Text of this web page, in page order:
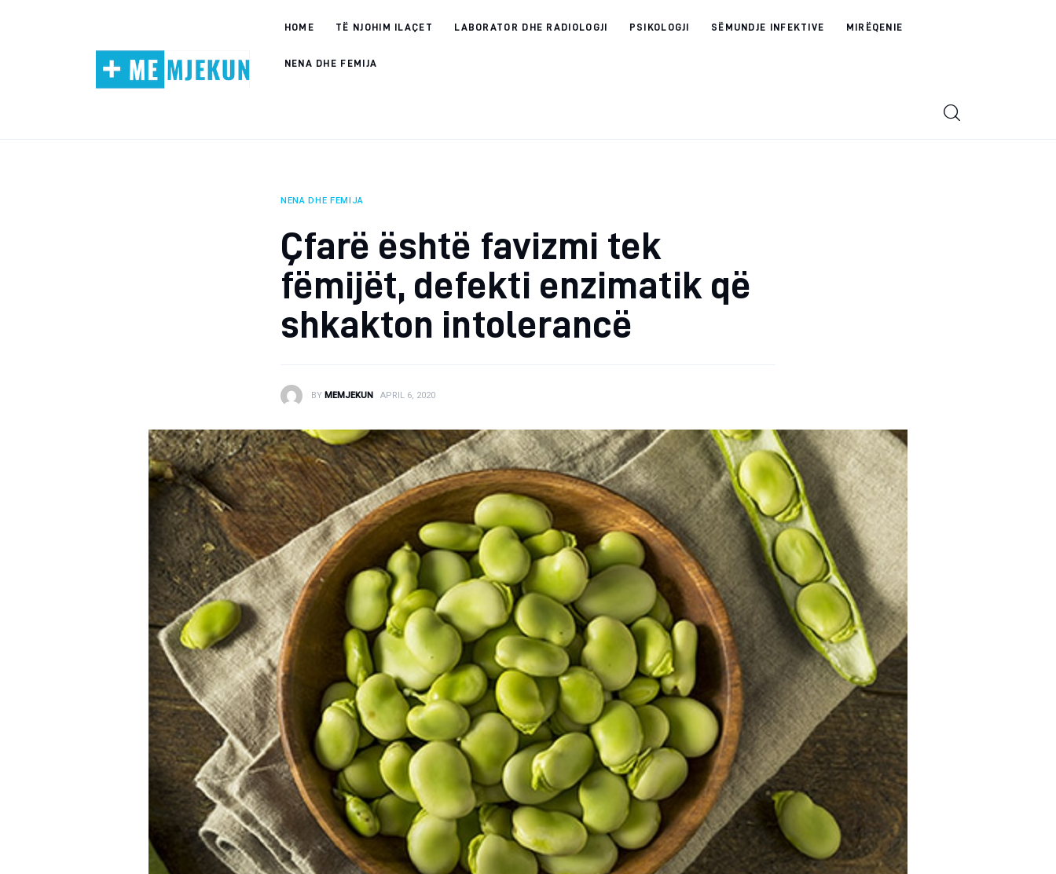
HOME TË NJOHIM ILAÇET LABORATOR DHE RADIOLOGJI PSIKOLOGJI SËMUNDJE INFEKTIVE MIRËQENIE
NENA DHE FEMIJA
NENA DHE FEMIJA
Çfarë është favizmi tek
fëmijët, defekti enzimatik që
shkakton intolerancë
BY MEMJEKUN APRIL 6, 2020